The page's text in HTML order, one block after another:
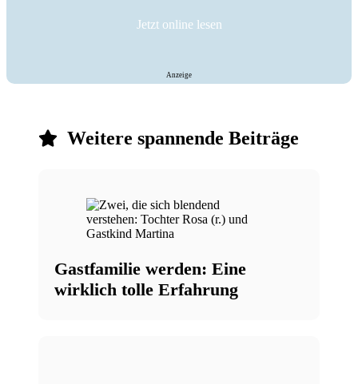
Jetzt online lesen
Anzeige
Weitere spannende Beiträge
Gastfamilie werden: Eine
wirklich tolle Erfahrung